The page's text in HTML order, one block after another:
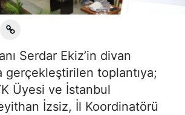
Serdar Ekiz’in divan
gerçekleştirilen toplantıya;
Üyesi ve İstanbul
İzsiz, İl Koordinatörü